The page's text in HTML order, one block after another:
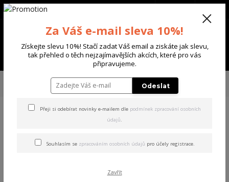
Menu
+420 702 136 620
PÁNSKÉ TRIKA & TÍLKA
Yakuza pánské tričko Grenade Regular
Yakuza pánské tričko
Grenade Regular T-Shirt
Za Váš e-mail sleva 10%!
Získejte slevu 10%! Stačí zadat Váš email a ziskáte jak slevu,
tak přehled o těch nejzajímavějších akcích, které pro vás
připravujeme.
Odeslat
Přeji si odebírat novinky e-mailem dle podmínek zpracování osobních
údajů.
Souhlasím se zpracováním osobních údajů pro účely registrace.
Zavřít